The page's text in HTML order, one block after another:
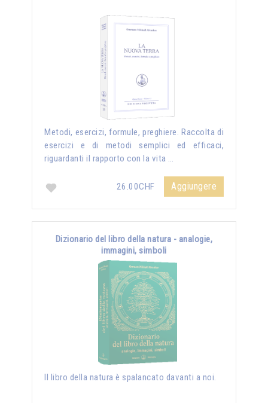
Metodi, esercizi, formule, preghiere. Raccolta di
esercizi e di metodi semplici ed efficaci,
riguardanti il rapporto con la vita …
26.00CHF Aggiungere
Dizionario del libro della natura - analogie,
immagini, simboli
Il libro della natura è spalancato davanti a noi.